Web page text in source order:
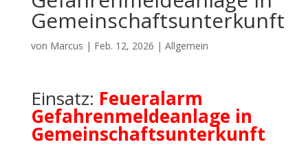
Gemeinschaftsunterkunft
von Marcus | Feb. 12, 2026 | Allgemein
Einsatz: Feueralarm
Gefahrenmeldeanlage in
Gemeinschaftsunterkunft